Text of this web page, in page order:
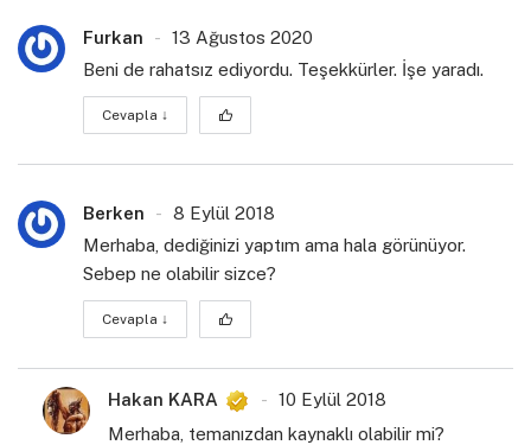
Furkan
13 Ağustos 2020
Beni de rahatsız ediyordu. Teşekkürler. İşe yaradı.
Cevapla ↓
Berken
8 Eylül 2018
Merhaba, dediğinizi yaptım ama hala görünüyor.
Sebep ne olabilir sizce?
Cevapla ↓
Hakan KARA
10 Eylül 2018
Merhaba, temanızdan kaynaklı olabilir mi?